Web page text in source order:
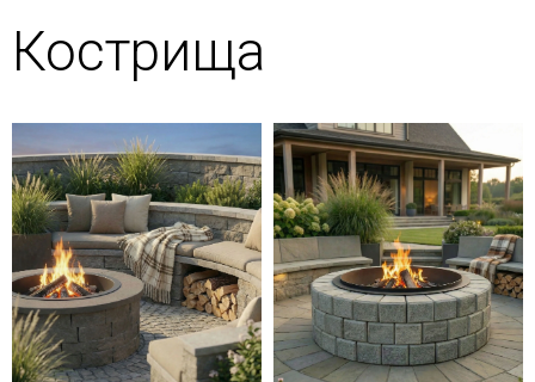
Кострища